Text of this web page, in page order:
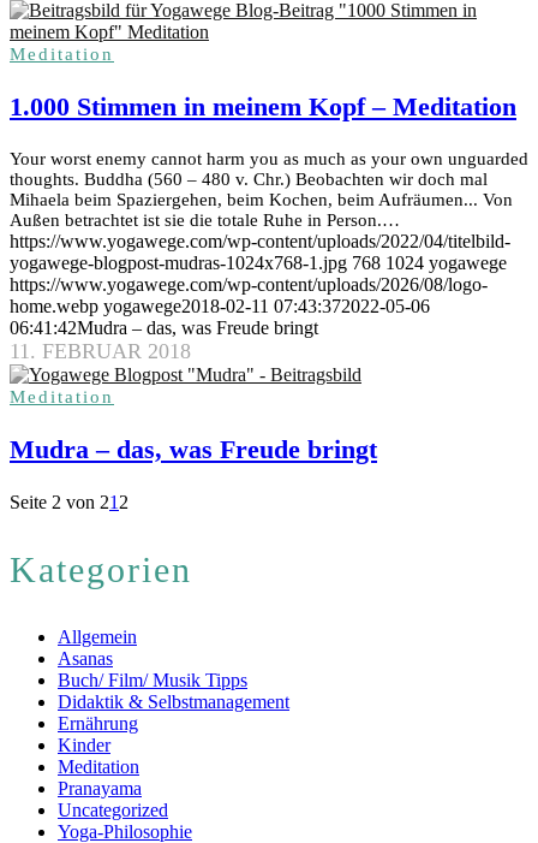
Meditation
1.000 Stimmen in meinem Kopf – Meditation
Your worst enemy cannot harm you as much as your own unguarded
thoughts. Buddha (560 – 480 v. Chr.) Beobachten wir doch mal
Mihaela beim Spaziergehen, beim Kochen, beim Aufräumen... Von
Außen betrachtet ist sie die totale Ruhe in Person.…
Meditation
Mudra – das, was Freude bringt
11. FEBRUAR 2018
https://www.yogawege.com/wp-content/uploads/2022/04/titelbild-
yogawege-blogpost-mudras-1024x768-1.jpg 768 1024 yogawege
https://www.yogawege.com/wp-content/uploads/2026/08/logo-
home.webp yogawege2018-02-11 07:43:372022-05-06
06:41:42Mudra – das, was Freude bringt
Seite 2 von 21 2
Kategorien
Allgemein
Asanas
Buch/ Film/ Musik Tipps
Didaktik & Selbstmanagement
Ernährung
Kinder
Meditation
Pranayama
Uncategorized
Yoga-Philosophie